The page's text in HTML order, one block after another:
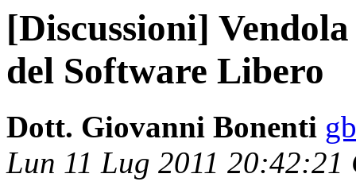
[Discussioni]
del Software Libero
Dott. Giovanni Bonenti
Lun 11 Lug 2011 20:42:21